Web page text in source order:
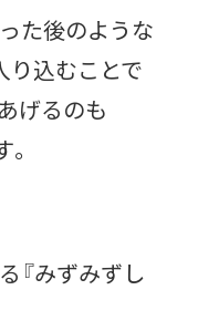
た後のような
り込むことで
げるのも
『みずみずし